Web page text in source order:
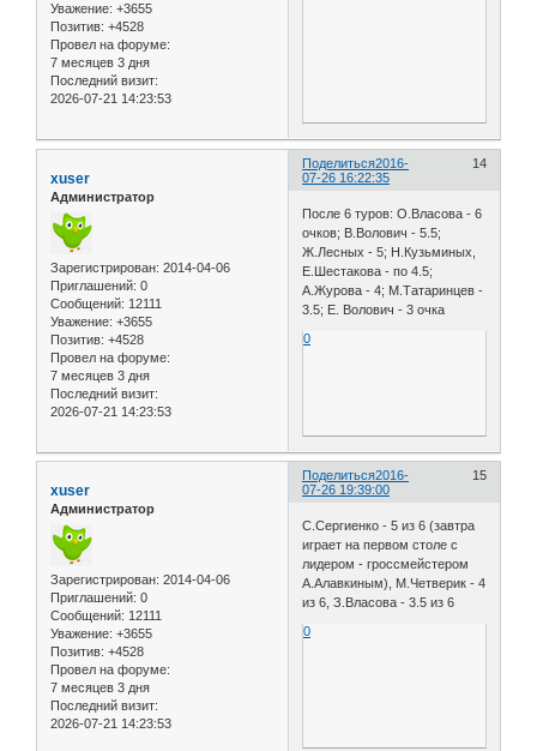
Уважение: +3655
Позитив: +4528
Провел на форуме:
7 месяцев 3 дня
Последний визит:
2026-07-21 14:23:53
Поделиться 14
2016-
07-26 16:22:35
xuser
Администратор
Зарегистрирован: 2014-04-06
Приглашений: 0
Сообщений: 12111
Уважение: +3655
Позитив: +4528
Провел на форуме:
7 месяцев 3 дня
Последний визит:
2026-07-21 14:23:53
После 6 туров: О.Власова - 6
очков; В.Волович - 5.5;
Ж.Лесных - 5; Н.Кузьминых,
Е.Шестакова - по 4.5;
А.Журова - 4; М.Татаринцев -
3.5; Е. Волович - 3 очка
0
Поделиться 15
2016-
07-26 19:39:00
xuser
Администратор
Зарегистрирован: 2014-04-06
Приглашений: 0
Сообщений: 12111
Уважение: +3655
Позитив: +4528
Провел на форуме:
7 месяцев 3 дня
Последний визит:
2026-07-21 14:23:53
С.Сергиенко - 5 из 6 (завтра
играет на первом столе с
лидером - гроссмейстером
А.Алавкиным), М.Четверик - 4
из 6, З.Власова - 3.5 из 6
0